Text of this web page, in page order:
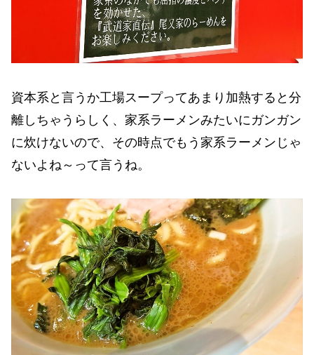
資本系と言うか工場スープってあまり加熱すると分
離しちゃうらしく、家系ラーメンみたいにガンガン
に炊けないので、その時点でもう家系ラーメンじゃ
ないよね～って言うね。